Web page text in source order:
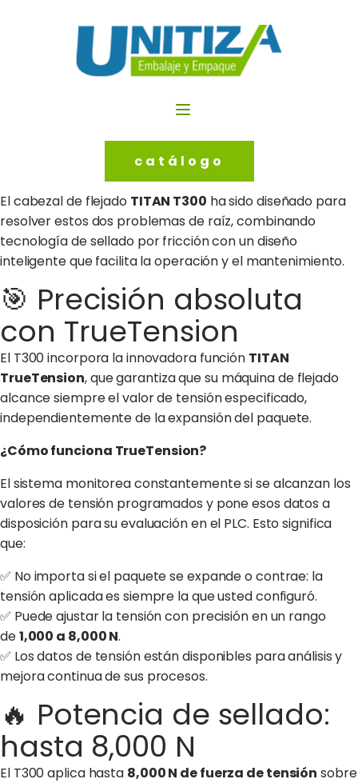
catálogo
El cabezal de flejado TITAN T300 ha sido diseñado para
resolver estos dos problemas de raíz, combinando
tecnología de sellado por fricción con un diseño
inteligente que facilita la operación y el mantenimiento.
🎯 Precisión absoluta
con TrueTension
El T300 incorpora la innovadora función TITAN
TrueTension, que garantiza que su máquina de flejado
alcance siempre el valor de tensión especificado,
independientemente de la expansión del paquete.
¿Cómo funciona TrueTension?
El sistema monitorea constantemente si se alcanzan los
valores de tensión programados y pone esos datos a
disposición para su evaluación en el PLC. Esto significa
que:
✅ No importa si el paquete se expande o contrae: la
tensión aplicada es siempre la que usted configuró.
✅ Puede ajustar la tensión con precisión en un rango
de1,000 a 8,000 N.
✅ Los datos de tensión están disponibles para análisis y
mejora continua de sus procesos.
🔥 Potencia de sellado:
hasta 8,000 N
El T300 aplica hasta 8,000 N de fuerza de tensión sobre